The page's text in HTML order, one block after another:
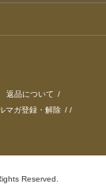
返品について /
マガ登録・解除 / /
Reserved.